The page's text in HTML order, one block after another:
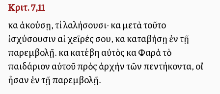
Κριτ. 7,11
καὶ ἀκούσῃ, τί λαλήσουσι· καὶ μετὰ τοῦτο
ἰσχύσουσιν αἱ χεῖρές σου, καὶ καταβήσῃ ἐν τῇ
παρεμβολῇ. καὶ κατέβη αὐτὸς καὶ Φαρὰ τὸ
παιδάριον αὐτοῦ πρὸς ἀρχὴν τῶν πεντήκοντα, οἳ
ἦσαν ἐν τῇ παρεμβολῇ.